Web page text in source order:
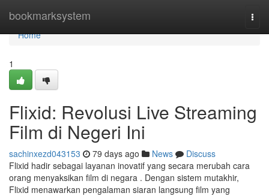
bookmarksystem
Home
Home
1
Flixid: Revolusi Live Streaming
Film di Negeri Ini
sachinxezd043153 79 days ago News
Discuss
Flixid hadir sebagai layanan inovatif yang secara merubah cara
orang menyaksikan film di negara . Dengan sistem mutakhir,
Flixid menawarkan pengalaman siaran langsung film yang